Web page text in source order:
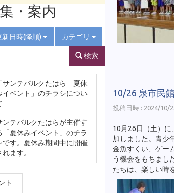
10/26 泉市民
投稿日時 : 2024/10/
10月26日（土）に
加しました。青少
金魚すくい、ゲー
う機会をもちまし
たちは、楽しい時
・案内
新日時(降順) カテゴリ
検索
「サンテパルクたはら 夏休
イベント」のチラシについ
ンテパルクたはらが主催す
「夏休みイベント」のチラ
です。夏休み期間中に開催
れます。
ト